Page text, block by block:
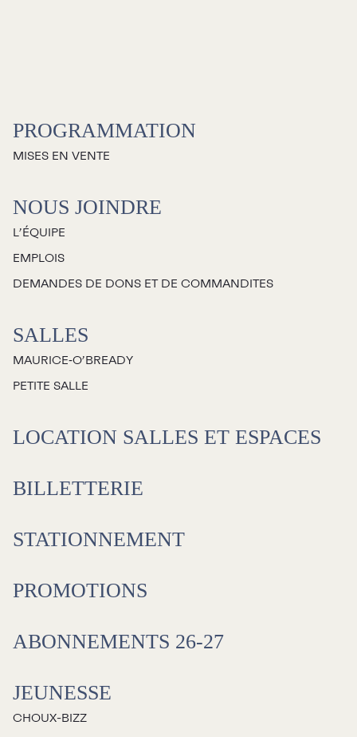
PROGRAMMATION
MISES EN VENTE
NOUS JOINDRE
L’ÉQUIPE
EMPLOIS
DEMANDES DE DONS ET DE COMMANDITES
SALLES
MAURICE‑O’BREADY
PETITE SALLE
LOCATION SALLES ET ESPACES
BILLETTERIE
STATIONNEMENT
PROMOTIONS
ABONNEMENTS 26-27
JEUNESSE
CHOUX-BIZZ